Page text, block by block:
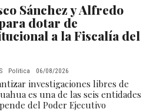
Sánchez y Alfredo
dotar de
a la Fiscalía del
Politica 06/08/2026
investigaciones libres de
es una de las seis entidades
del Poder Ejecutivo